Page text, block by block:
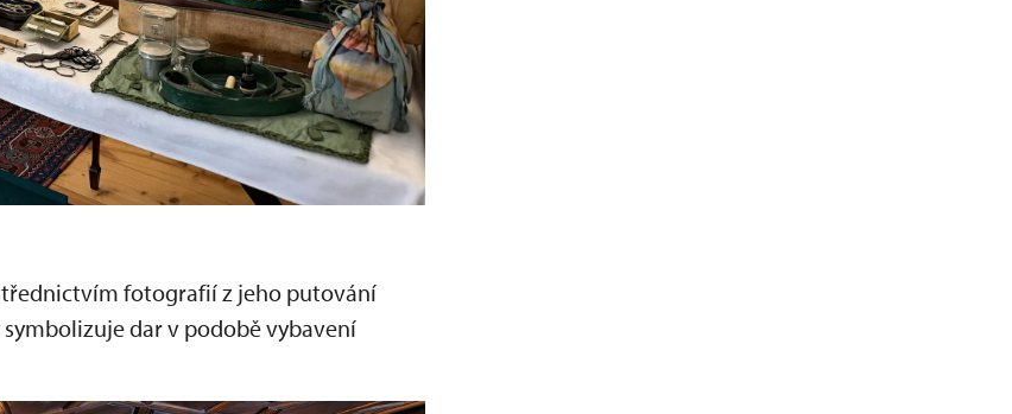
fotografií z jeho putování
dar v podobě vybavení